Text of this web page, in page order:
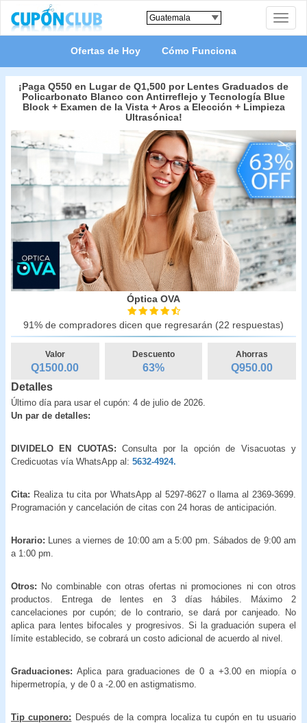
Toggle
Ofertas de Hoy Cómo Funciona
¡Paga Q550 en Lugar de Q1,500 por Lentes Graduados de
Policarbonato Blanco con Antirreflejo y Tecnología Blue
Block + Examen de la Vista + Aros a Elección + Limpieza
Ultrasónica!
Óptica OVA
91% de compradores dicen que regresarán (22 respuestas)
Valor
Q1500.00
Descuento
63%
Ahorras
Q950.00
Detalles
Último día para usar el cupón: 4 de julio de 2026.
Un par de detalles:
DIVIDELO EN CUOTAS:Consulta por la opción de Visacuotas y
Credicuotas vía WhatsApp al: 5632-4924.
Cita: Realiza tu cita por WhatsApp al 5297-8627 o llama al 2369-3699.
Programación y cancelación de citas con 24 horas de anticipación.
Horario:
Lunes a viernes de 10:00 am a 5:00 pm. Sábados de 9:00 am
a 1:00 pm.
Otros: No combinable con otras ofertas ni promociones ni con otros
productos. Entrega de lentes en 3 días hábiles. Máximo 2
cancelaciones por cupón; de lo contrario, se dará por canjeado. No
aplica para lentes bifocales y progresivos. Si la graduación supera el
límite establecido, se cobrará un costo adicional de acuerdo al nivel.
Graduaciones: Aplica para graduaciones de 0 a +3.00 en miopía o
hipermetropía, y de 0 a -2.00 en astigmatismo.
Tip cuponero: Después de la compra localiza tu cupón en tu usuario